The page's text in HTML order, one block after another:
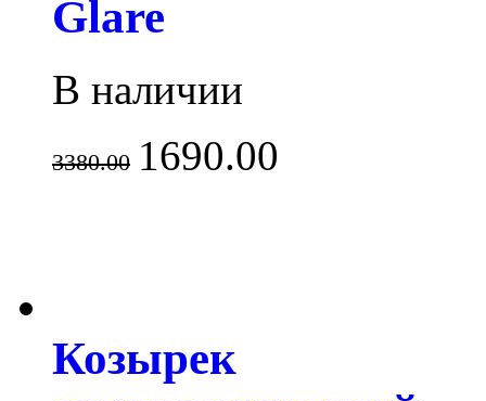
Glare
В наличии
3380.00 1690.00
Козырек